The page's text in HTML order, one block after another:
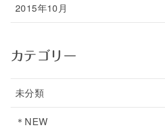
2015年10月
カテゴリー
未分類
＊NEW